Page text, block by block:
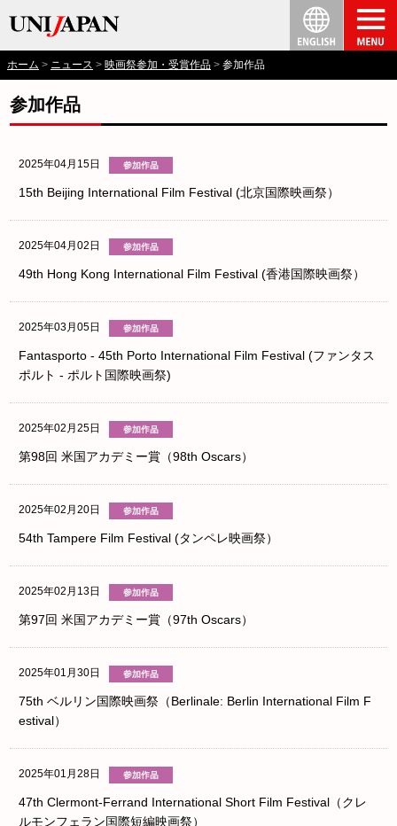
ホーム ニュース 映画祭参加・受賞作品 参加作品
参加作品
2025年04月15日
15th Beijing International Film Festival (北京国際映画祭）
2025年04月02日
49th Hong Kong International Film Festival (香港国際映画祭）
2025年03月05日
Fantasporto - 45th Porto International Film Festival (ファンタス
ポルト ‐ ポルト国際映画祭)
2025年02月25日
第98回 米国アカデミー賞（98th Oscars）
2025年02月20日
54th Tampere Film Festival (タンペレ映画祭）
2025年02月13日
第97回 米国アカデミー賞（97th Oscars）
2025年01月30日
75th ベルリン国際映画祭（Berlinale: Berlin International Film F
estival）
2025年01月28日
47th Clermont-Ferrand International Short Film Festival（クレ
ルモンフェラン国際短編映画祭）